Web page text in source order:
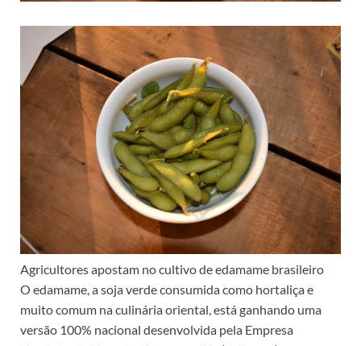
Agricultores apostam no cultivo de edamame brasileiro
O edamame, a soja verde consumida como hortaliça e
muito comum na culinária oriental, está ganhando uma
versão 100% nacional desenvolvida pela Empresa